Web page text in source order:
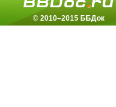
© 2010–2015 ББДок